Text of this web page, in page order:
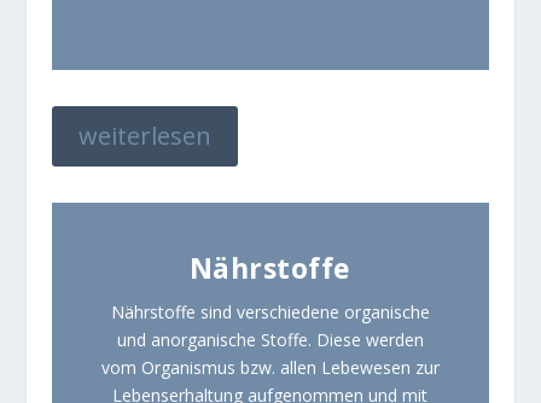
weiterlesen
Nährstoffe
Nährstoffe sind verschiedene organische
und anorganische Stoffe. Diese werden
vom Organismus bzw. allen Lebewesen zur
Lebenserhaltung aufgenommen und mit